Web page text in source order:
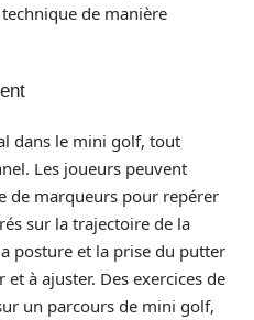
de manière
dans le mini golf, tout
Les joueurs peuvent
de marqueurs pour repérer
sur la trajectoire de la
posture et la prise du putter
à ajuster. Des exercices de
un parcours de mini golf,